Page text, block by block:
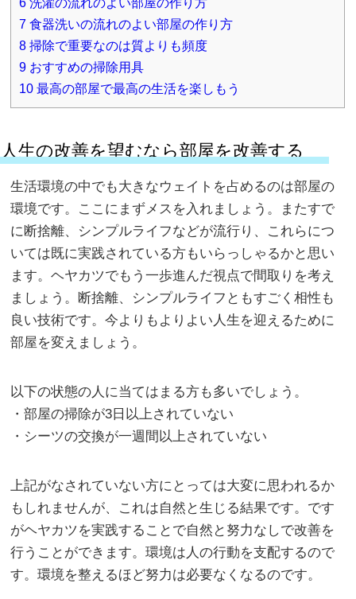
7 食器洗いの流れのよい部屋の作り方
8 掃除で重要なのは質よりも頻度
9 おすすめの掃除用具
10 最高の部屋で最高の生活を楽しもう
人生の改善を望むなら部屋を改善する
生活環境の中でも大きなウェイトを占めるのは部屋の
環境です。ここにまずメスを入れましょう。またすで
に断捨離、シンプルライフなどが流行り、これらにつ
いては既に実践されている方もいらっしゃるかと思い
ます。ヘヤカツでもう一歩進んだ視点で間取りを考え
ましょう。断捨離、シンプルライフともすごく相性も
良い技術です。今よりもよりよい人生を迎えるために
部屋を変えましょう。
以下の状態の人に当てはまる方も多いでしょう。
・部屋の掃除が3日以上されていない
・シーツの交換が一週間以上されていない
上記がなされていない方にとっては大変に思われるか
もしれませんが、これは自然と生じる結果です。です
がヘヤカツを実践することで自然と努力なしで改善を
行うことができます。環境は人の行動を支配するので
す。環境を整えるほど努力は必要なくなるのです。